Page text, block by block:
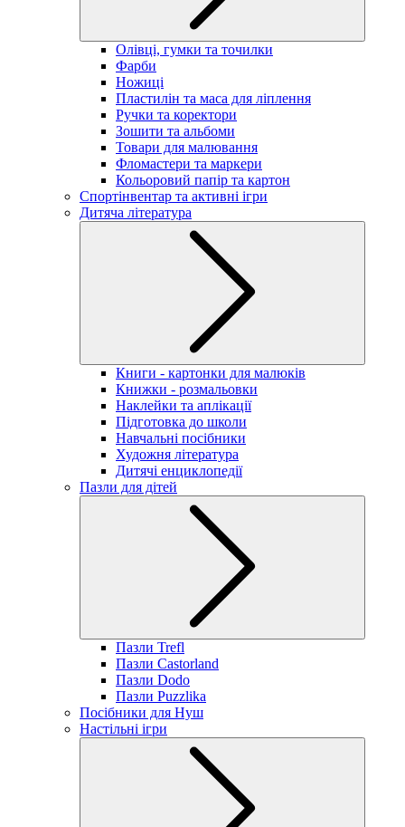
Олівці, гумки та точилки
Фарби
Ножиці
Пластилін та маса для ліплення
Ручки та коректори
Зошити та альбоми
Товари для малювання
Фломастери та маркери
Кольоровий папір та картон
Спортінвентар та активні ігри
Дитяча література
Книги - картонки для малюків
Книжки - розмальовки
Наклейки та аплікації
Підготовка до школи
Навчальні посібники
Художня література
Дитячі енциклопедії
Пазли для дітей
Пазли Trefl
Пазли Castorland
Пазли Dodo
Пазли Puzzlika
Посібники для Нуш
Настільні ігри